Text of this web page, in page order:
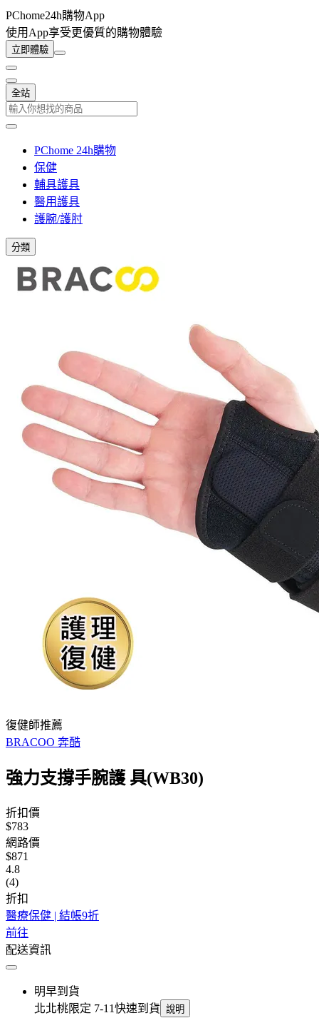
PChome24h購物App
使用App享受更優質的購物體驗
立即體驗
全站
PChome 24h購物
保健
輔具護具
醫用護具
護腕/護肘
分類
復健師推薦
BRACOO 奔酷
強力支撐手腕護 具(WB30)
折扣價
$783
網路價
$871
4.8
(4)
折扣
醫療保健 | 結帳9折
前往
配送資訊
明早到貨
北北桃限定 7-11快速到貨 說明